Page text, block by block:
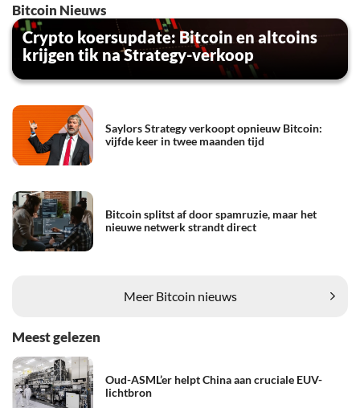
Bitcoin Nieuws
Crypto koersupdate: Bitcoin en altcoins
krijgen tik na Strategy-verkoop
Saylors Strategy verkoopt opnieuw Bitcoin:
vijfde keer in twee maanden tijd
Bitcoin splitst af door spamruzie, maar het
nieuwe netwerk strandt direct
Meer Bitcoin nieuws
Meest gelezen
Oud-ASML’er helpt China aan cruciale EUV-
lichtbron